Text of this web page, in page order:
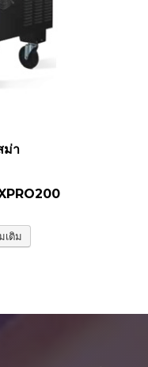
ม่า
เติม